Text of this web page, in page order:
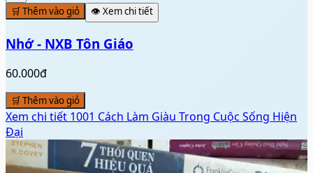
🛒 Thêm vào giỏ
👁️ Xem chi tiết
Nhớ - NXB Tôn Giáo
60.000đ
🛒 Thêm vào giỏ
Xem chi tiết 1001 Cách Làm Giàu Trong Cuộc Sống Hiện
Đại